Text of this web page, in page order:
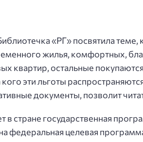
«РГ» посвятила
жилья, комфортных,
квартир, остальные
эти льготы
документы, позволит
в стране государственная
федеральная целевая